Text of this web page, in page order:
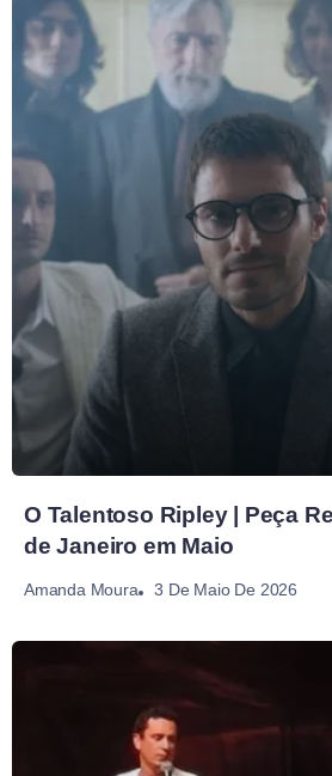
O Talentoso Ripley | Peça
de Janeiro em Maio
Amanda Moura 3 De Maio De 2026